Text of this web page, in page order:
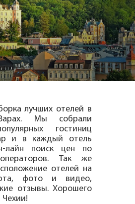
лучших отелей в
Мы собрали
гостиниц
и в каждый отель
лайн поиск цен по
Так же
отелей на
фото и видео,
отзывы. Хорошего